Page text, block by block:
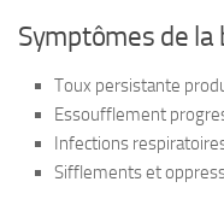
Symptômes de la
Toux persistante
Essoufflement
Infections
Sifflements et